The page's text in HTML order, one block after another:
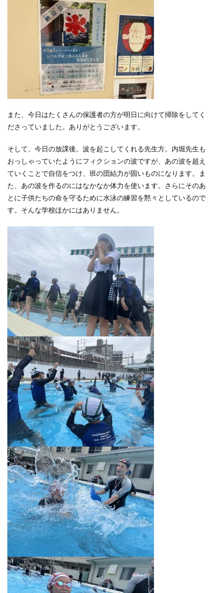
また、今日はたくさんの保護者の方が明日に向けて掃除をしてく
ださっていました。ありがとうございます。
そして、今日の放課後。波を起こしてくれる先生方。内堀先生も
おっしゃっていたようにフィクションの波ですが、あの波を超え
ていくことで自信をつけ、班の団結力が固いものになります。ま
た、あの波を作るのにはなかなか体力を使います。さらにそのあ
とに子供たちの命を守るために水泳の練習を黙々としているので
す。そんな学校ほかにはありません。